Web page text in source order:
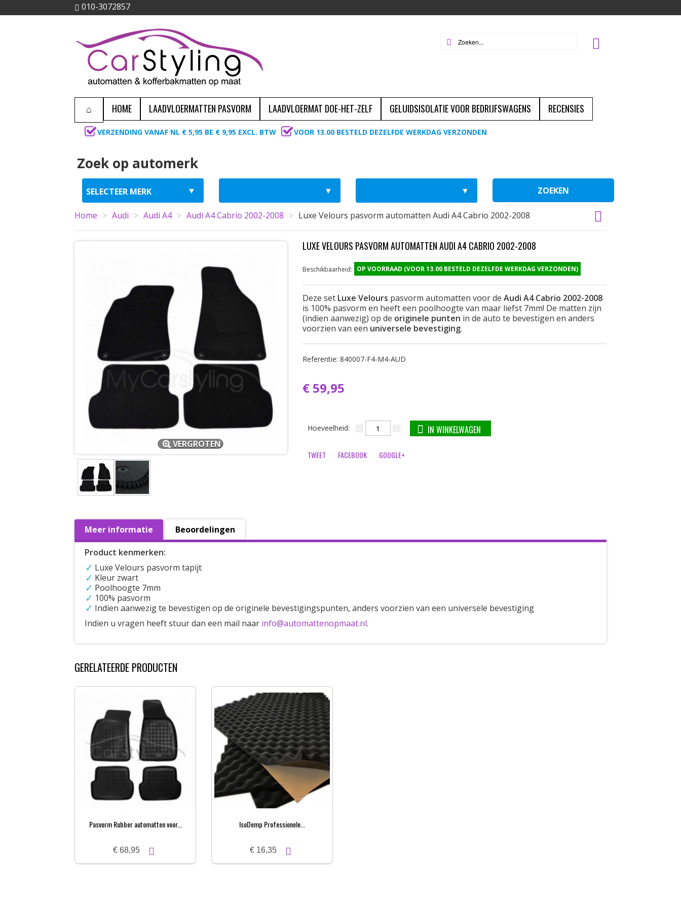
010-3072857
HOME LAADVLOERMATTEN PASVORM LAADVLOERMAT DOE-HET-ZELF GELUIDSISOLATIE VOOR BEDRIJFSWAGENS RECENSIES
VERZENDING VANAF NL € 5,95 BE € 9,95 EXCL. BTW VOOR 13.00 BESTELD DEZELFDE WERKDAG VERZONDEN
Zoek op automerk
ZOEKEN
Home > Audi > Audi A4 > Audi A4 Cabrio 2002-2008 > Luxe Velours pasvorm automatten Audi A4 Cabrio 2002-2008
VERGROTEN
LUXE VELOURS PASVORM AUTOMATTEN AUDI A4 CABRIO 2002-2008
Beschikbaarheid: OP VOORRAAD (VOOR 13.00 BESTELD DEZELFDE WERKDAG VERZONDEN)
Deze set Luxe Velours pasvorm automatten voor de Audi A4 Cabrio 2002-2008
is 100% pasvorm en heeft een poolhoogte van maar liefst 7mm! De matten zijn
(indien aanwezig) op de originele punten in de auto te bevestigen en anders
voorzien van een universele bevestiging.
Referentie: 840007-F4-M4-AUD
€ 59,95
Hoeveelheid: IN WINKELWAGEN
TWEET FACEBOOK GOOGLE+
Meer informatie Beoordelingen
Product kenmerken:
Luxe Velours pasvorm tapijt
Kleur zwart
Poolhoogte 7mm
100% pasvorm
Indien aanwezig te bevestigen op de originele bevestigingspunten, anders voorzien van een universele bevestiging
Indien u vragen heeft stuur dan een mail naar info@automattenopmaat.nl.
GERELATEERDE PRODUCTEN
Pasvorm Rubber automatten voor...
€ 68,95
IsoDemp Professionele...
€ 16,35